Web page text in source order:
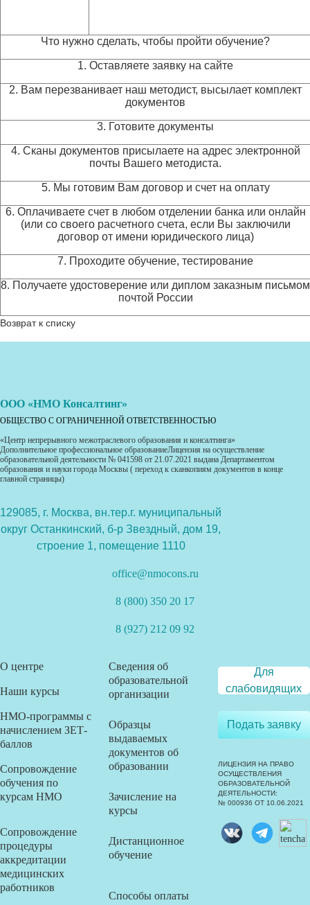
Что нужно сделать, чтобы пройти обучение?
1. Оставляете заявку на сайте
2. Вам перезванивает наш методист, высылает комплект
документов
3. Готовите документы
4. Сканы документов присылаете на адрес электронной
почты Вашего методиста.
5. Мы готовим Вам договор и счет на оплату
6. Оплачиваете счет в любом отделении банка или онлайн
(или со своего расчетного счета, если Вы заключили
договор от имени юридического лица)
7. Проходите обучение, тестирование
8. Получаете удостоверение или диплом заказным письмом
почтой России
Возврат к списку
ООО «НМО Консалтинг»
ОБЩЕСТВО С ОГРАНИЧЕННОЙ ОТВЕТСТВЕННОСТЬЮ
«Центр непрерывного межотраслевого образования и консалтинга»
Дополнительное профессиональное образованиеЛицензия на осуществление
образовательной деятельности № 041598 от 21.07.2021 выдана Департаментом
образования и науки города Москвы ( переход к сканкопиям документов в конце
главной страницы)
129085, г. Москва, вн.тер.г. муниципальный
округ Останкинский, б-р Звездный, дом 19,
строение 1, помещение 1110
office@nmocons.ru
8 (800) 350 20 17
8 (927) 212 09 92
О центре
Наши курсы
НМО-программы с
начислением ЗЕТ-
баллов
Сопровождение
обучения по
курсам НМО
Сопровождение
процедуры
аккредитации
медицинских
работников
Сведения об
образовательной
организации
Образцы
выдаваемых
документов об
образовании
Зачисление на
курсы
Дистанционное
обучение
Способы оплаты
Для
слабовидящих
Подать заявку
ЛИЦЕНЗИЯ НА ПРАВО
ОСУЩЕСТВЛЕНИЯ
ОБРАЗОВАТЕЛЬНОЙ
ДЕЯТЕЛЬНОСТИ:
№ 000936 ОТ 10.06.2021